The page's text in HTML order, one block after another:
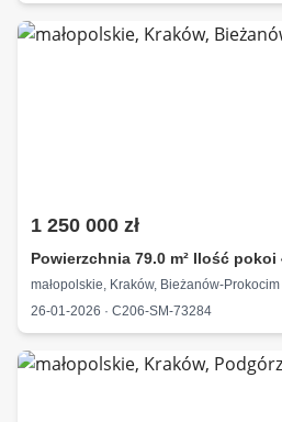
1 250 000 zł
Powierzchnia 79.0 m² Ilość
małopolskie, Kraków, Bieżanów-Prokocim
26-01-2026 · C206-SM-73284